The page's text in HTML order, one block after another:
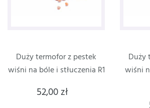
Duży termofor z pestek
wiśni na bóle i stłuczenia R1
52,00 zł
Duży
wiśni